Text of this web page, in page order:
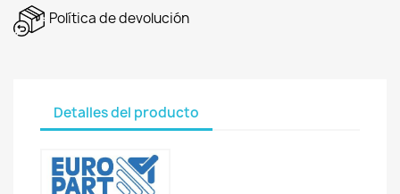
Política de devolución
Detalles del producto